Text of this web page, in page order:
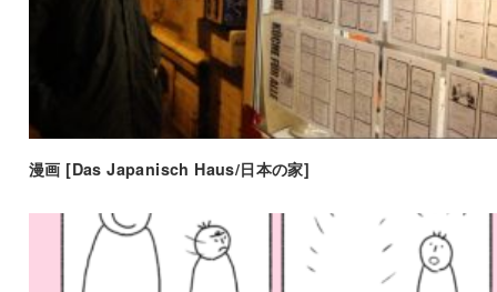
漫画 [Das Japanisch Haus/日本の家]